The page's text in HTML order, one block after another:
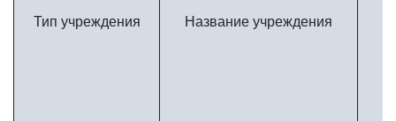
Тип учреждения Название учреждения